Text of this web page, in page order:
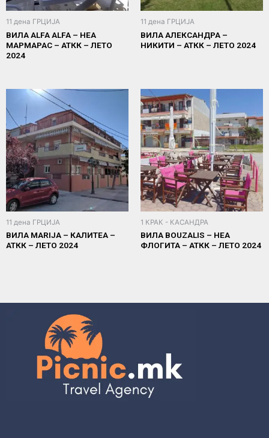
11 дена ГРЦИЈА
ВИЛА ALFA ALFA – НЕА
МАРМАРАС – АТКК – ЛЕТО
2024
11 дена ГРЦИЈА
ВИЛА АЛЕКСАНДРА –
НИКИТИ – АТКК – ЛЕТО 2024
11 дена ГРЦИЈА
ВИЛА MARIJA – КАЛИТЕА –
АТКК – ЛЕТО 2024
1 КРАК - КАСАНДРА
ВИЛА BOUZALIS – НЕА
ФЛОГИТА – АТКК – ЛЕТО 2024